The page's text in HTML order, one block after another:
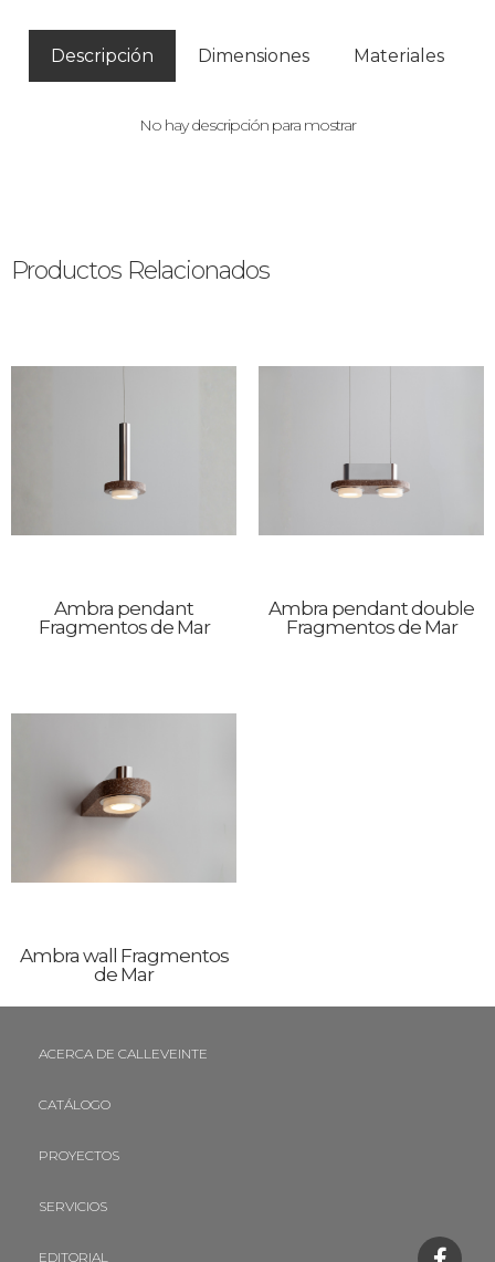
Descripción Dimensiones Materiales
No hay descripción para mostrar
Productos Relacionados
Ambra pendant
Fragmentos de Mar
Ambra pendant double
Fragmentos de Mar
Ambra wall Fragmentos
de Mar
ACERCA DE CALLEVEINTE
CATÁLOGO
PROYECTOS
SERVICIOS
EDITORIAL